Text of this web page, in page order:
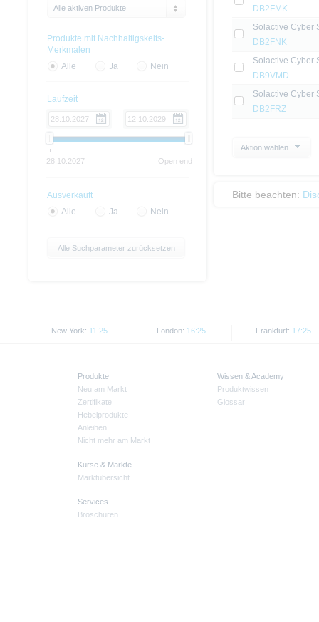
DB2FMK
Solactive Cyber
DB2FNK
Solactive Cyber
DB9VMD
Solactive Cyber
DB2FRZ
Aktion wählen
Bitte beachten:
Alle aktiven Produkte
Produkte mit Nachhaltigskeits-
Merkmalen
Alle
Ja Nein
Laufzeit
28.10.2027 Open end
Ausverkauft
Alle
Ja Nein
Alle Suchparameter zurücksetzen
New York: 11:25 London: 16:25 Frankfurt: 17:25
Produkte
Neu am Markt
Zertifikate
Hebelprodukte
Anleihen
Nicht mehr am Markt
Kurse & Märkte
Marktübersicht
Services
Broschüren
Wissen & Academy
Produktwissen
Glossar